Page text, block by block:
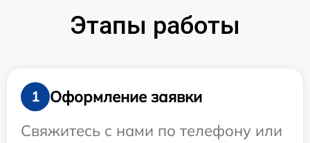
Этапы работы
1
Оформление заявки
Свяжитесь с нами по телефону или